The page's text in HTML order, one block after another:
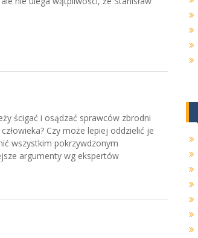
ścigać i osądzać sprawców zbrodni
Czy może lepiej oddzielić je
wszystkim pokrzywdzonym
argumenty wg ekspertów